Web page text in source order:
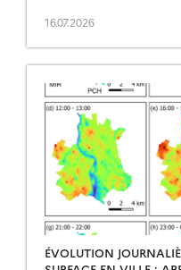
in the year. In this
as […]
16.07.2026
ÉVOLUTION